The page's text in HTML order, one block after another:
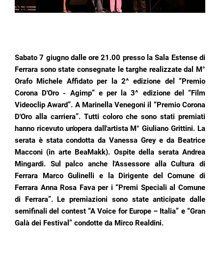
Sabato 7 giugno dalle ore 21.00 presso la Sala Estense di
Ferrara sono state consegnate le targhe realizzate dal M°
Orafo Michele Affidato per la 2^ edizione del “Premio
Corona D'Oro - Agimp” e per la 3^ edizione del “Film
Videoclip Award”. A Marinella Venegoni il “Premio Corona
D'Oro alla carriera”. Tutti coloro che sono stati premiati
hanno ricevuto un'opera dall'artista M° Giuliano Grittini. La
serata è stata condotta da Vanessa Grey e da Beatrice
Macconi (in arte BeaMakk). Ospite della serata Andrea
Mingardi. Sul palco anche l'Assessore alla Cultura di
Ferrara Marco Gulinelli e la Dirigente del Comune di
Ferrara Anna Rosa Fava per i “Premi Speciali al Comune
di Ferrara”. Le premiazioni sono state anticipate dalle
semifinali del contest “A Voice for Europe – Italia” e “Gran
Galà dei Festival” condotte da Mirco Realdini.